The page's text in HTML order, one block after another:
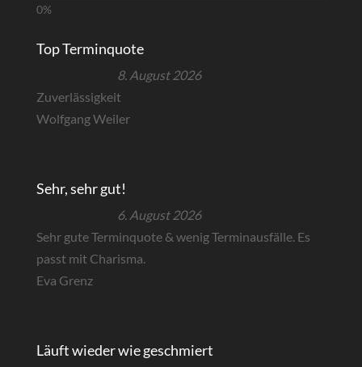
Top Terminquote
8. August 2026
Zuverlässigkeit
Wolfgang Weiler
Sehr, sehr gut!
6. August 2026
Sehr gute Terminquote & wenig Terminausfälle. Es
passt mit Charisma.
Eva Grenz
Läuft wieder wie geschmiert